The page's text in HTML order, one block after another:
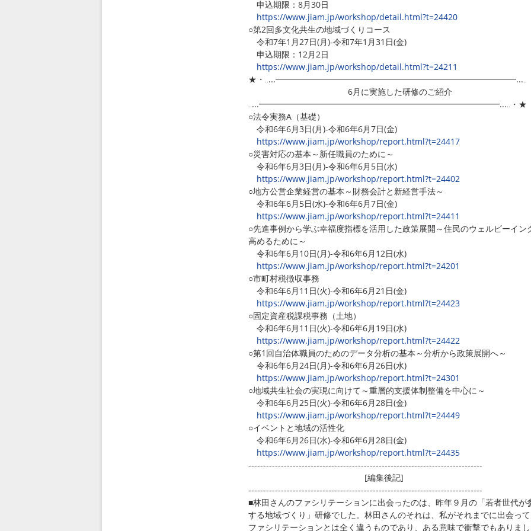
申込期限：8月30日
https://www.jiam.jp/workshop/detail.html?t=24420
○第2回多文化共生の地域づくりコース
令和7年1月27日(月)-令和7年1月31日(金)
申込期限：12月2日
https://www.jiam.jp/workshop/detail.html?t=24211
★・‥...━━━━━━━━━━━━━━━━━━━━━━━━━━━━━...‥
6月に実施した研修のご紹介
‥...━━━━━━━━━━━━━━━━━━━━━━━━━━━━━...‥・★
○法令実務A（基礎）
令和6年6月3日(月)-令和6年6月7日(金)
https://www.jiam.jp/workshop/report.html?t=24417
○災害対応の基本～新任職員のために～
令和6年6月3日(月)-令和6年6月5日(水)
https://www.jiam.jp/workshop/report.html?t=24402
○地方公営企業経営の基本～財務会計と新経営手法～
令和6年6月5日(水)-令和6年6月7日(金)
https://www.jiam.jp/workshop/report.html?t=24411
○先進事例から学ぶ幸福度指標を活用した政策展開～住民のウェルビーイン
高めるために～
令和6年6月10日(月)-令和6年6月12日(水)
https://www.jiam.jp/workshop/report.html?t=24201
○市町村税徴収事務
令和6年6月11日(火)-令和6年6月21日(金)
https://www.jiam.jp/workshop/report.html?t=24423
○固定資産税課税事務（土地）
令和6年6月11日(火)-令和6年6月19日(水)
https://www.jiam.jp/workshop/report.html?t=24422
○第1回自治体職員のためのデータ分析の基本～分析から政策展開へ～
令和6年6月24日(月)-令和6年6月26日(水)
https://www.jiam.jp/workshop/report.html?t=24301
○地域共生社会の実現に向けて～重層的支援体制整備を中心に～
令和6年6月25日(火)-令和6年6月28日(金)
https://www.jiam.jp/workshop/report.html?t=24449
○イベントと地域の活性化
令和6年6月26日(水)-令和6年6月28日(金)
https://www.jiam.jp/workshop/report.html?t=24435
-------------------------------------------------------------------------------
[編集後記]
-------------------------------------------------------------------------------
■林田さんのファシリテーションに出会ったのは、昨年９月の「若者世代が
する地域づくり」研修でした。林田さんのそれは、私がそれまでに出会っ
ファシリテーションとは全く違うものであり、ある意味で衝撃でもありま